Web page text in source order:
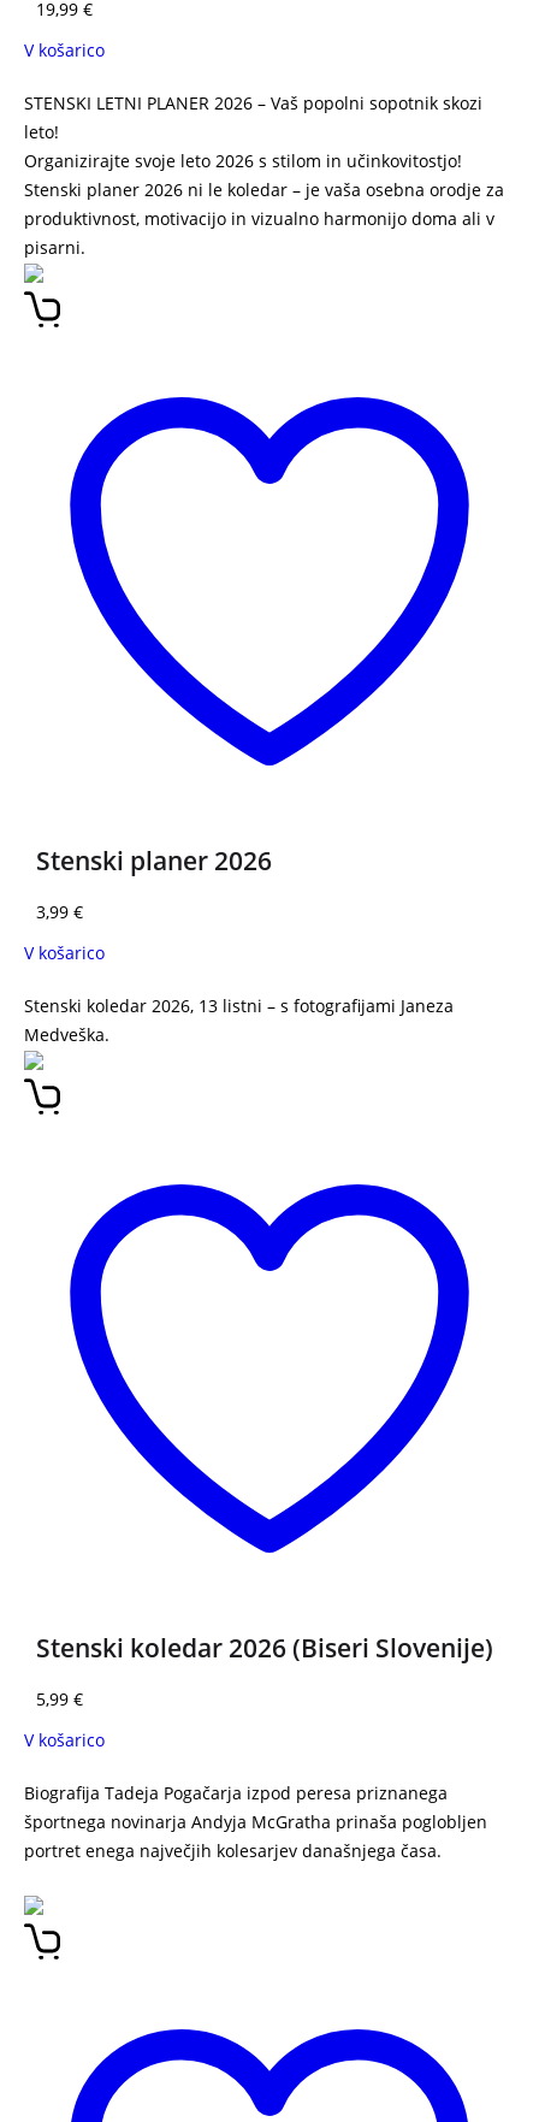
19,99 €
V košarico
STENSKI LETNI PLANER 2026 – Vaš popolni sopotnik skozi
leto!
Organizirajte svoje leto 2026 s stilom in učinkovitostjo!
Stenski planer 2026 ni le koledar – je vaša osebna orodje za
produktivnost, motivacijo in vizualno harmonijo doma ali v
pisarni.
Stenski planer 2026
3,99 €
V košarico
Stenski koledar 2026, 13 listni – s fotografijami Janeza
Medveška.
Stenski koledar 2026 (Biseri Slovenije)
5,99 €
V košarico
Biografija Tadeja Pogačarja izpod peresa priznanega
športnega novinarja Andyja McGratha prinaša poglobljen
portret enega največjih kolesarjev današnjega časa.